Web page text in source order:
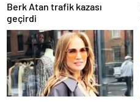
Berk Atan trafik kazası
geçirdi